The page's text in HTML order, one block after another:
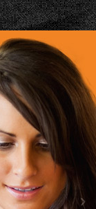
cursos para